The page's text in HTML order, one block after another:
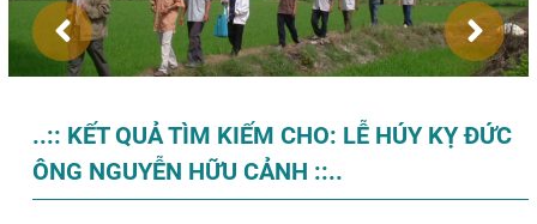
..:: KẾT QUẢ TÌM KIẾM CHO: LỄ HÚY KỴ ĐỨC
ÔNG NGUYỄN HỮU CẢNH ::..